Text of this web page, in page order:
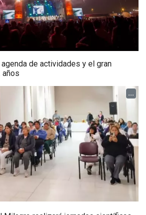
de actividades y el gran
...